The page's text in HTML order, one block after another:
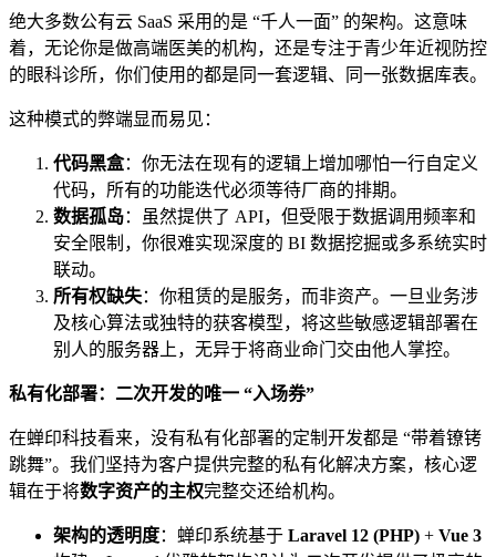
绝大多数公有云 SaaS 采用的是 “千人一面” 的架构。这意味
着，无论你是做高端医美的机构，还是专注于青少年近视防控
的眼科诊所，你们使用的都是同一套逻辑、同一张数据库表。
这种模式的弊端显而易见：
代码黑盒：你无法在现有的逻辑上增加哪怕一行自定义
代码，所有的功能迭代必须等待厂商的排期。
数据孤岛：虽然提供了 API，但受限于数据调用频率和
安全限制，你很难实现深度的 BI 数据挖掘或多系统实时
联动。
所有权缺失：你租赁的是服务，而非资产。一旦业务涉
及核心算法或独特的获客模型，将这些敏感逻辑部署在
别人的服务器上，无异于将商业命门交由他人掌控。
私有化部署：二次开发的唯一 “入场券”
在蝉印科技看来，没有私有化部署的定制开发都是 “带着镣铐
跳舞”。我们坚持为客户提供完整的私有化解决方案，核心逻
辑在于将数字资产的主权完整交还给机构。
架构的透明度：蝉印系统基于 Laravel 12 (PHP) + Vue 3